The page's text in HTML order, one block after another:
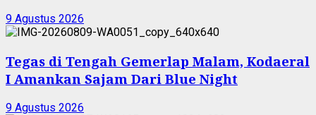
9 Agustus 2026
Tegas di Tengah Gemerlap Malam, Kodaeral
I Amankan Sajam Dari Blue Night
9 Agustus 2026